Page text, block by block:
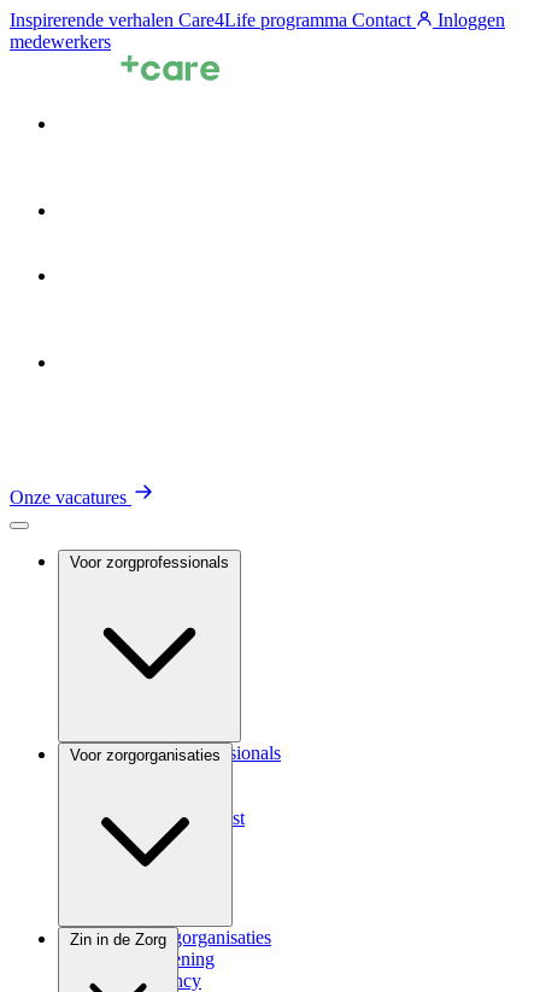
Inspirerende verhalen Care4Life programma Contact
Inloggen
medewerkers
Onze vacatures
Voor zorgprofessionals
Voor zorgprofessionals
Medisch specialist
Voor zorgorganisaties
Voor zorgorganisaties
Zorgverlening
Consultancy
Zin in de Zorg